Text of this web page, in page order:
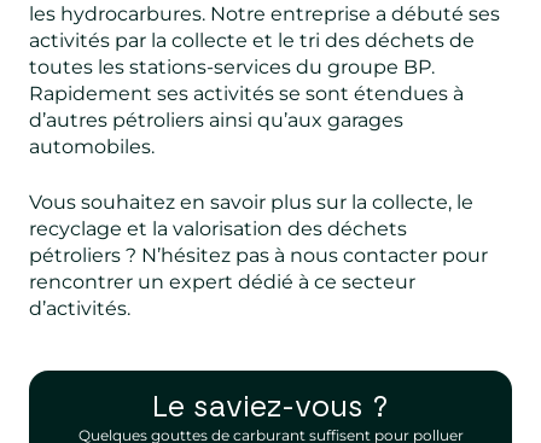
les hydrocarbures. Notre entreprise a débuté ses
activités par la collecte et le tri des déchets de
toutes les stations-services du groupe BP.
Rapidement ses activités se sont étendues à
d’autres pétroliers ainsi qu’aux garages
automobiles.
Vous souhaitez en savoir plus sur la collecte, le
recyclage et la valorisation des déchets
pétroliers ? N’hésitez pas à nous contacter pour
rencontrer un expert dédié à ce secteur
d’activités.
Le saviez-vous ?
Quelques gouttes de carburant suffisent pour polluer